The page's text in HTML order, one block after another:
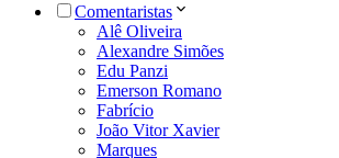
Comentaristas
Alê Oliveira
Alexandre Simões
Edu Panzi
Emerson Romano
Fabrício
João Vitor Xavier
Marques